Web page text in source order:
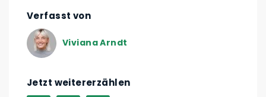
Verfasst von
Viviana Arndt
Jetzt weitererzählen